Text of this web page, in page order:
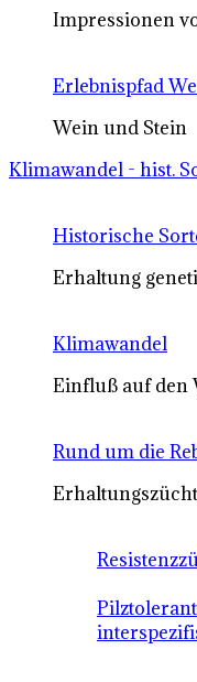
Impressionen
Erlebnispfad
Wein und Stein
Klimawandel - hist.
Historische
Erhaltung
Klimawandel
Einfluß auf den
Rund um die